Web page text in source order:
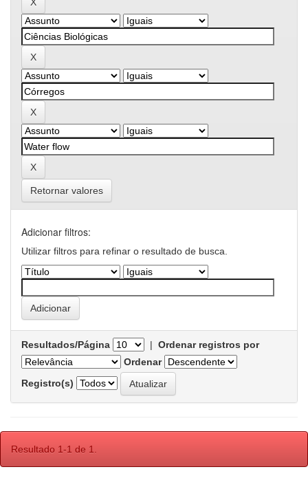
Retornar valores
Adicionar filtros:
Utilizar filtros para refinar o resultado de busca.
Resultados/Página | Ordenar registros por
Ordenar
Registro(s)
Resultado 1-1 de 1.